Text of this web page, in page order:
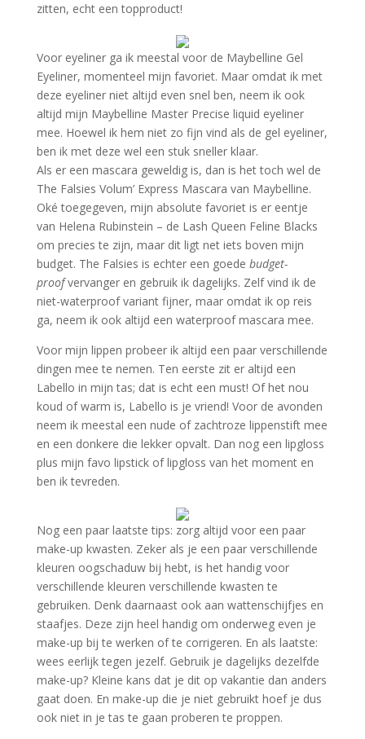
zitten, echt een topproduct!
Voor eyeliner ga ik meestal voor de Maybelline Gel
Eyeliner, momenteel mijn favoriet. Maar omdat ik met
deze eyeliner niet altijd even snel ben, neem ik ook
altijd mijn Maybelline Master Precise liquid eyeliner
mee. Hoewel ik hem niet zo fijn vind als de gel eyeliner,
ben ik met deze wel een stuk sneller klaar.
Als er een mascara geweldig is, dan is het toch wel de
The Falsies Volum’ Express Mascara van Maybelline.
Oké toegegeven, mijn absolute favoriet is er eentje
van Helena Rubinstein – de Lash Queen Feline Blacks
om precies te zijn, maar dit ligt net iets boven mijn
budget. The Falsies is echter een goede budget-
proofvervanger en gebruik ik dagelijks. Zelf vind ik de
niet-waterproof variant fijner, maar omdat ik op reis
ga, neem ik ook altijd een waterproof mascara mee.
Voor mijn lippen probeer ik altijd een paar verschillende
dingen mee te nemen. Ten eerste zit er altijd een
Labello in mijn tas; dat is echt een must! Of het nou
koud of warm is, Labello is je vriend! Voor de avonden
neem ik meestal een nude of zachtroze lippenstift mee
en een donkere die lekker opvalt. Dan nog een lipgloss
plus mijn favo lipstick of lipgloss van het moment en
ben ik tevreden.
Nog een paar laatste tips: zorg altijd voor een paar
make-up kwasten. Zeker als je een paar verschillende
kleuren oogschaduw bij hebt, is het handig voor
verschillende kleuren verschillende kwasten te
gebruiken. Denk daarnaast ook aan wattenschijfjes en
staafjes. Deze zijn heel handig om onderweg even je
make-up bij te werken of te corrigeren. En als laatste:
wees eerlijk tegen jezelf. Gebruik je dagelijks dezelfde
make-up? Kleine kans dat je dit op vakantie dan anders
gaat doen. En make-up die je niet gebruikt hoef je dus
ook niet in je tas te gaan proberen te proppen.